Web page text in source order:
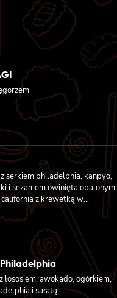
serkiem philadelphia, kanpyo,
i sezamem owinięta opalonym
california z krewetką w
lekko pikantnym,
i masago, 6x futomaki z
serkiem philadelphia,
kanpyo i sałatą, sosem
6x futomaki z surimi,
6x futomaki z krewetką w
sałatą i majonezem
8x maki z ogórkiem
łososiem, awokado, ogórkiem,
i sałatą